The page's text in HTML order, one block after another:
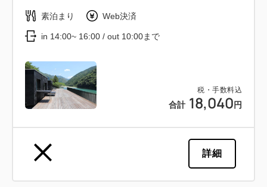
税・手数料込
合計 18,040 円
素泊まり Web決済
in 14:00~ 16:00 / out 10:00まで
詳細